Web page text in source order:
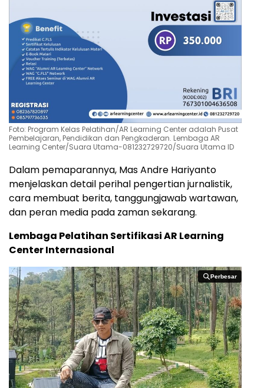
Foto: Program Kelas Pelatihan/AR Learning Center adalah Pusat
Pembelajaran, Pendidikan dan Pengkaderan. Lembaga AR
Learning Center/Suara Utama-081232729720/Suara Utama ID
Dalam pemaparannya, Mas Andre Hariyanto
menjelaskan detail perihal pengertian jurnalistik,
cara membuat berita, tanggungjawab wartawan,
dan peran media pada zaman sekarang.
Lembaga Pelatihan Sertifikasi AR Learning
Center Internasional
Perbesar
Perbesar